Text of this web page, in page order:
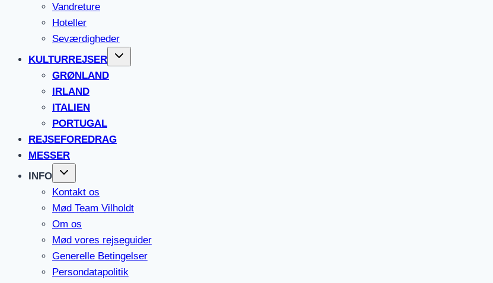
Vandreture
Hoteller
Seværdigheder
KULTURREJSER
GRØNLAND
IRLAND
ITALIEN
PORTUGAL
REJSEFOREDRAG
MESSER
INFO
Kontakt os
Mød Team Vilholdt
Om os
Mød vores rejseguider
Generelle Betingelser
Persondatapolitik